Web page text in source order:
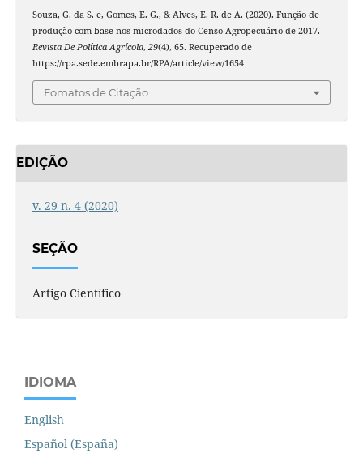
Souza, G. da S. e, Gomes, E. G., & Alves, E. R. de A. (2020). Função de
produção com base nos microdados do Censo Agropecuário de 2017.
Revista De Política Agrícola, 29(4), 65. Recuperado de
https://rpa.sede.embrapa.br/RPA/article/view/1654
Fomatos de Citação
EDIÇÃO
v. 29 n. 4 (2020)
SEÇÃO
Artigo Científico
IDIOMA
English
Español (España)